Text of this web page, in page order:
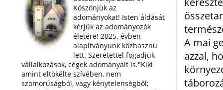
Köszönjük az
adományokat! Isten áldását
kérjük az adományozók
életére! 2025. évben
alapítványunk közhasznú
lett. Szeretettel fogadjuk
vállalkozások, cégek adományait is."Kiki
amint eltökélte szívében, nem
szomorúságból, vagy kénytelenségből;
A mai
azzal,